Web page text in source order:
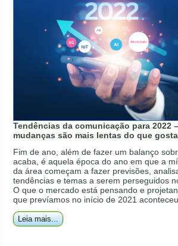
Tendências da comunicação para 2022
mudanças são mais lentas do que
Fim de ano, além de fazer um balanço
acaba, é aquela época do ano em que a
da área começam a fazer previsões,
tendências e temas a serem perseguidos
O que o mercado está pensando e
que prevíamos no início de 2021
Leia mais...